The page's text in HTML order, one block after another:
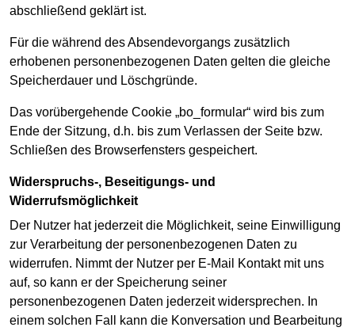
abschließend geklärt ist.
Für die während des Absendevorgangs zusätzlich
erhobenen personenbezogenen Daten gelten die gleiche
Speicherdauer und Löschgründe.
Das vorübergehende Cookie „bo_formular“ wird bis zum
Ende der Sitzung, d.h. bis zum Verlassen der Seite bzw.
Schließen des Browserfensters gespeichert.
Widerspruchs-, Beseitigungs- und
Widerrufsmöglichkeit
Der Nutzer hat jederzeit die Möglichkeit, seine Einwilligung
zur Verarbeitung der personenbezogenen Daten zu
widerrufen. Nimmt der Nutzer per E-Mail Kontakt mit uns
auf, so kann er der Speicherung seiner
personenbezogenen Daten jederzeit widersprechen. In
einem solchen Fall kann die Konversation und Bearbeitung